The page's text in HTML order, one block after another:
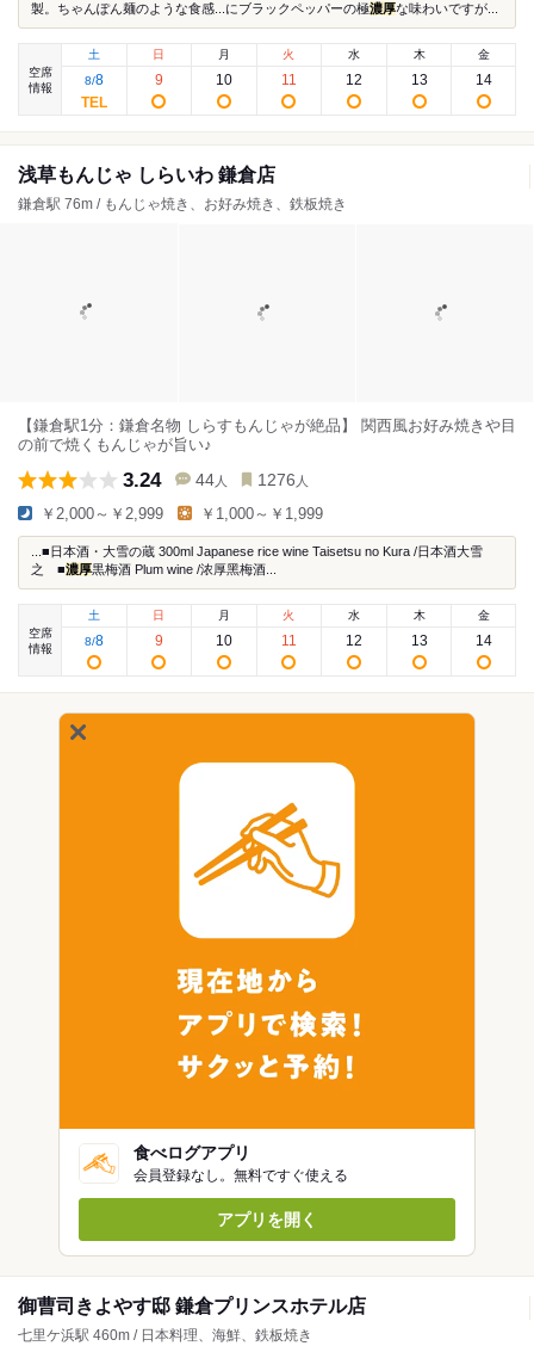
製。ちゃんぽん麺のような食感...にブラックペッパーの極濃厚な味わいですが...
空席
情報
土
8/8
日
9
月
10
火
11
水
12
木
13
金
14
浅草もんじゃ しらいわ 鎌倉店
鎌倉駅 76m / もんじゃ焼き、お好み焼き、鉄板焼き
【鎌倉駅1分：鎌倉名物 しらすもんじゃが絶品】 関西風お好み焼きや目
の前で焼くもんじゃが旨い♪
3.24 44 人 1276 人
￥2,000～￥2,999 ￥1,000～￥1,999
...■日本酒・大雪の蔵 300ml Japanese rice wine Taisetsu no Kura /日本酒大雪
之 ■濃厚黒梅酒 Plum wine /浓厚黑梅酒...
空席
情報
土
8/8
日
9
月
10
火
11
水
12
木
13
金
14
食べログアプリ
会員登録なし。無料ですぐ使える
アプリを開く
御曹司きよやす邸 鎌倉プリンスホテル店
七里ケ浜駅 460m / 日本料理、海鮮、鉄板焼き